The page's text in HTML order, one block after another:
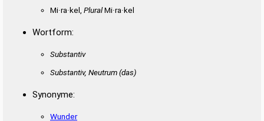
Mi·ra·kel, PluralMi·ra·kel
Wortform:
Substantiv
Substantiv, Neutrum(das)
Synonyme:
Wunder